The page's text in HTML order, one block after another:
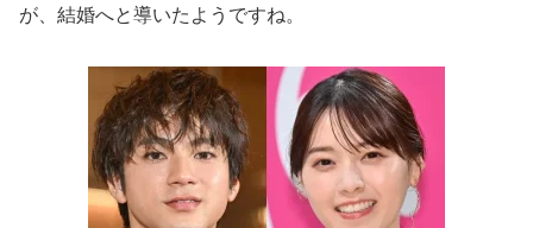
が、結婚へと導いたようですね。